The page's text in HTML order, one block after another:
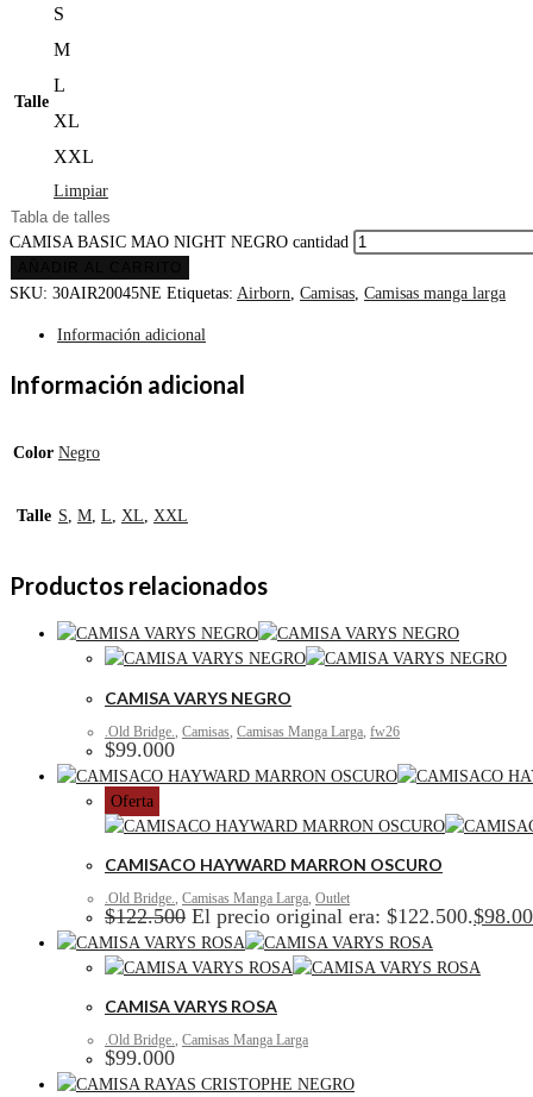
Talle
S
M
L
XL
XXL
Limpiar
Tabla de talles
CAMISA BASIC MAO NIGHT NEGRO cantidad
SKU: 30AIR20045NE Etiquetas: Airborn Camisas Camisas manga larga
Información adicional
Información adicional
Color Negro
Talle S, M, L, XL, XXL
Productos relacionados
CAMISA VARYS NEGRO
.Old Bridge. Camisas Camisas Manga Larga fw26
$99.000
Oferta
CAMISACO HAYWARD MARRON OSCURO
.Old Bridge. Camisas Manga Larga Outlet
$122.500 El precio original era: $122.500.$
CAMISA VARYS ROSA
.Old Bridge., Camisas Manga Larga
$99.000